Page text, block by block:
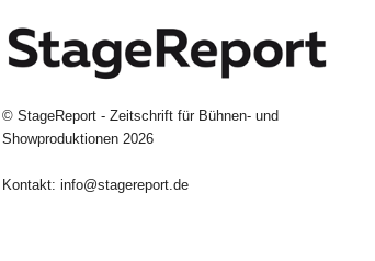
© StageReport - Zeitschrift für Bühnen- und
Showproduktionen2026
Kontakt: info@stagereport.de